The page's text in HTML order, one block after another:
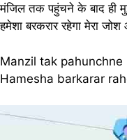
मंजिल तक पहुंचने के बाद ही
हमेशा बरकरार रहेगा मेरा
Manzil tak
Hamesha barkarar